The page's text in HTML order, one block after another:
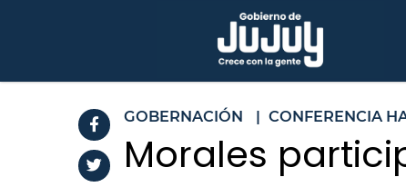
GOBERNACIÓN | CONFERENCIA
Morales